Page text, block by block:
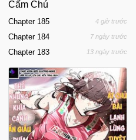
Cấm Chú
Chapter 185 4 giờ trước
Chapter 184 7 ngày trước
Chapter 183 13 ngày trước